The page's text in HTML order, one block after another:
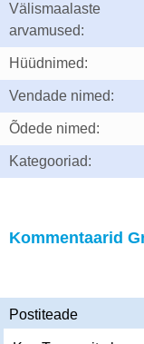
Välismaalaste
arvamused:
Hüüdnimed:
Vendade nimed:
Õdede nimed:
Kategooriad:
Kommentaarid
Postiteade